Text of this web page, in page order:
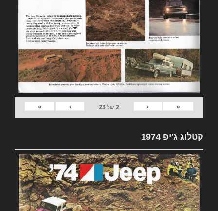
«
‹
2של23
›
»
קטלוג ג'יפ 1974